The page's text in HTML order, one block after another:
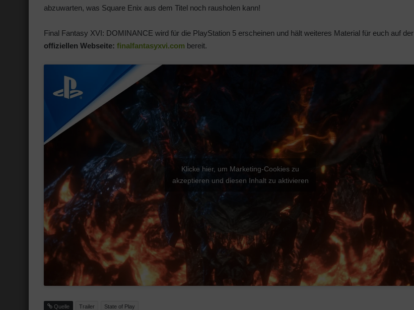
abzuwarten, was Square Enix aus dem Titel noch rausholen kann!
Final Fantasy XVI: DOMINANCE wird für die PlayStation 5 erscheinen und hält weiteres Material für euch auf der
offiziellen Webseite: finalfantasyxvi.com bereit.
Klicke hier, um Marketing-Cookies zu
akzeptieren und diesen Inhalt zu aktivieren
Quelle Trailer State of Play